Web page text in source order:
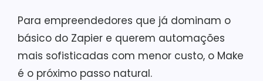
Para empreendedores que já dominam o
básico do Zapier e querem automações
mais sofisticadas com menor custo, o Make
é o próximo passo natural.